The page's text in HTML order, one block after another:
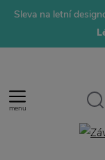
Sleva na letní
menu